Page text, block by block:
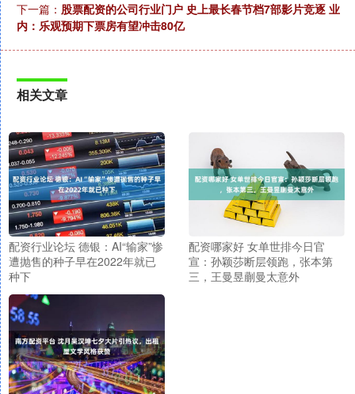
下一篇： 股票配资的公司行业门户 史上最长春节档7部影片竞逐 业
内：乐观预期下票房有望冲击80亿
相关文章
配资行业论坛 德银：AI“输家”惨
遭抛售的种子早在2022年就已
种下
配资哪家好 女单世排今日官
宣：孙颖莎断层领跑，张本第
三，王曼昱蒯曼太意外